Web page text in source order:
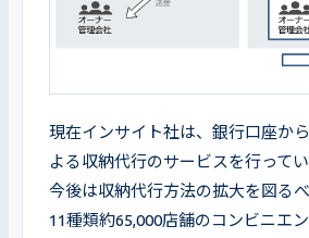
現在インサイト社は、銀行口座か
よる収納代行のサービスを行ってい
今後は収納代行方法の拡大を図る
11種類約65,000店舗のコンビニエ